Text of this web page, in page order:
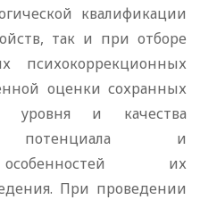
квалификации
так и при отборе
психокоррекционных
оценки сохранных
уровня и качества
потенциала и
их
При проведении